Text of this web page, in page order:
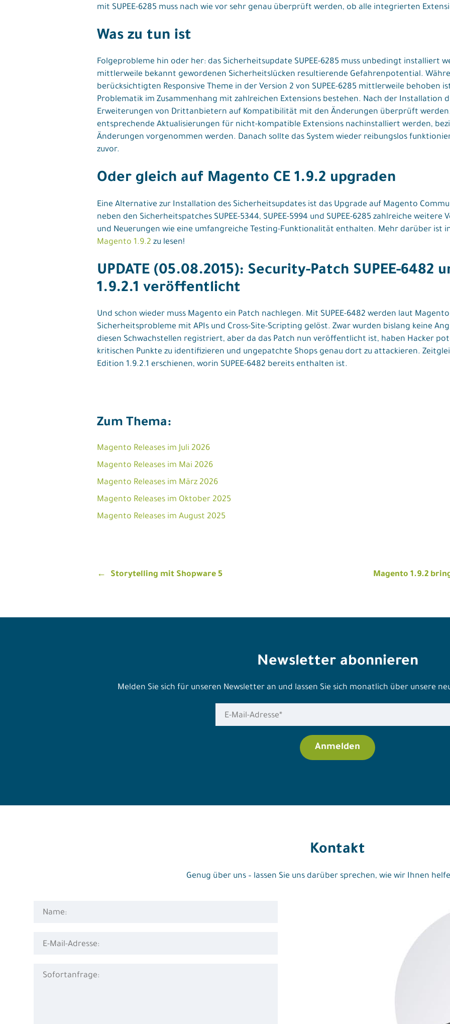
mit SUPEE-6285 muss nach wie vor sehr genau überprüft werden, ob alle integrierten
Was zu tun ist
Folgeprobleme hin oder her: das Sicherheitsupdate SUPEE-6285 muss unbedingt installiert
mittlerweile bekannt gewordenen Sicherheitslücken resultierende Gefahrenpotential.
berücksichtigten Responsive Theme in der Version 2 von SUPEE-6285 mittlerweile behoben
Problematik im Zusammenhang mit zahlreichen Extensions bestehen. Nach der Installation
Erweiterungen von Drittanbietern auf Kompatibilität mit den Änderungen überprüft
entsprechende Aktualisierungen für nicht-kompatible Extensions nachinstalliert werden,
Änderungen vorgenommen werden. Danach sollte das System wieder reibungslos
zuvor.
Oder gleich auf Magento CE 1.9.2 upgraden
Eine Alternative zur Installation des Sicherheitsupdates ist das Upgrade auf Magento
neben den Sicherheitspatches SUPEE-5344, SUPEE-5994 und SUPEE-6285 zahlreiche
und Neuerungen wie eine umfangreiche Testing-Funktionalität enthalten. Mehr darüber ist
Magento 1.9.2 zu lesen!
UPDATE (05.08.2015): Security-Patch SUPEE-6482
1.9.2.1 veröffentlicht
Und schon wieder muss Magento ein Patch nachlegen. Mit SUPEE-6482 werden laut
Sicherheitsprobleme mit APIs und Cross-Site-Scripting gelöst. Zwar wurden bislang keine
diesen Schwachstellen registriert, aber da das Patch nun veröffentlicht ist, haben Hacker
kritischen Punkte zu identifizieren und ungepatchte Shops genau dort zu attackieren.
Edition 1.9.2.1 erschienen, worin SUPEE-6482 bereits enthalten ist.
Zum Thema:
Magento Releases im Juli 2026
Magento Releases im Mai 2026
Magento Releases im März 2026
Magento Releases im Oktober 2025
Magento Releases im August 2025
Beitragsnavigation
Storytelling mit Shopware 5 Magento 1.9.2
Newsletter abonnieren
Melden Sie sich für unseren Newsletter an und lassen Sie sich monatlich über unsere
Kontakt
Genug über uns – lassen Sie uns darüber sprechen, wie wir Ihnen